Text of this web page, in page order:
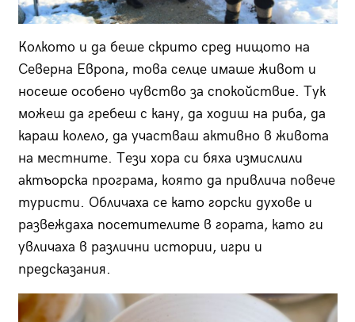
Колкото и да беше скрито сред нищото на
Северна Европа, това селце имаше живот и
носеше особено чувство за спокойствие. Тук
можеш да гребеш с кану, да ходиш на риба, да
караш колело, да участваш активно в живота
на местните. Тези хора си бяха измислили
актъорска програма, която да привлича повече
туристи. Обличаха се като горски духове и
развеждаха посетителите в гората, като ги
увличаха в различни истории, игри и
предсказания.